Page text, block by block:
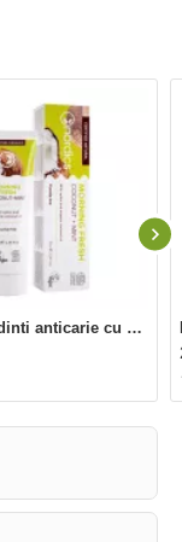
Pasta de dinti anticarie cu cocos si menta bio (75 ml), Nordics